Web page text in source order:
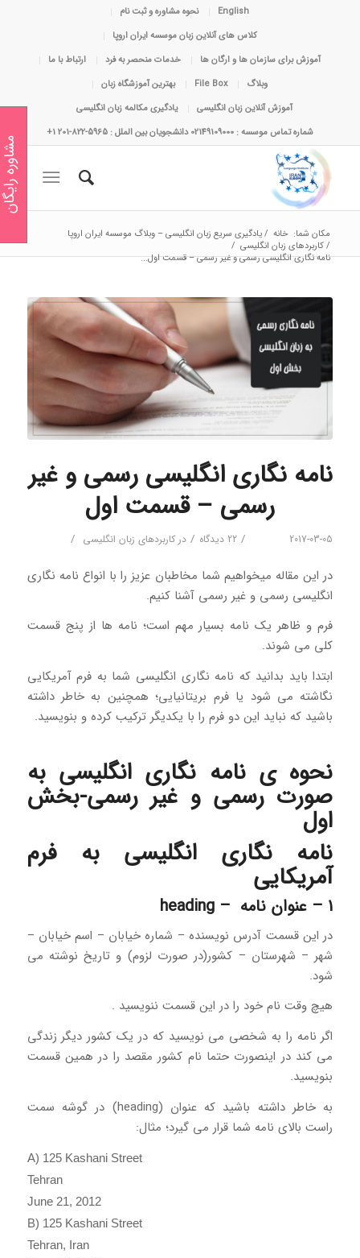
English
نحوه مشاوره و ثبت نام
کلاس های آنلاین زبان موسسه ایران اروپا
آموزش برای سازمان ها و ارگان ها
خدمات منحصر به فرد
ارتباط با ما
وبلاگ
File Box
بهترین آموزشگاه زبان
آموزش آنلاین زبان انگلیسی
یادگیری مکالمه زبان انگلیسی
شماره تماس موسسه : 02149109000 دانشجویان بین الملل : 5965-822-201 1+
مکان شما: خانه / یادگیری سریع زبان انگلیسی – وبلاگ موسسه ایران اروپا
/ کاربردهای زبان انگلیسی /
نامه نگاری انگلیسی رسمی و غیر رسمی – قسمت اول...
نامه نگاری انگلیسی رسمی و غیر
رسمی – قسمت اول
2017-03-05
/ 22 دیدگاه / در کاربردهای زبان انگلیسی /
در این مقاله میخواهیم شما مخاطبان عزیز را با انواع نامه نگاری
انگلیسی رسمی و غیر رسمی آشنا کنیم.
فرم و ظاهر یک نامه بسیار مهم است؛ نامه ها از پنج قسمت
کلی می شوند.
ابتدا باید بدانید که نامه نگاری انگلیسی شما به فرم آمریکایی
نگاشته می شود یا فرم بریتانیایی؛ همچنین به خاطر داشته
باشید که نباید این دو فرم را با یکدیگر ترکیب کرده و بنویسید.
نحوه ی نامه نگاری انگلیسی به
صورت رسمی و غیر رسمی-بخش
اول
نامه نگاری انگلیسی بهفرم
آمریکایی
1 – عنوان نامه – heading
در این قسمت آدرس نویسنده – شماره خیابان – اسم خیابان –
شهر – شهرستان – کشور(در صورت لزوم) و تاریخ نوشته می
شود.
هیچ وقت نام خود را در این قسمت ننویسید .
اگر نامه را به شخصی می نویسید که در یک کشور دیگر زندگی
می کند در اینصورت حتما نام کشور مقصد را در همین قسمت
بنویسید.
به خاطر داشته باشید که عنوان (heading) در گوشه سمت
راست بالای نامه شما قرار می گیرد؛ مثال:
A) 125 Kashani Street
Tehran
June 21, 2012
B) 125 Kashani Street
Tehran, Iran